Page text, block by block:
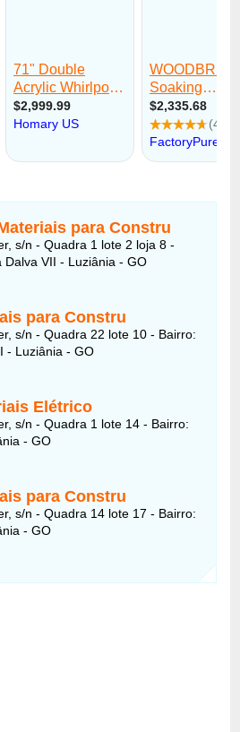
para Constru
s/n - Quadra 1 lote 2 loja 8 -
Dalva VII - Luziânia - GO
para Constru
s/n - Quadra 22 lote 10 - Bairro:
- Luziânia - GO
Elétrico
s/n - Quadra 1 lote 14 - Bairro:
- GO
para Constru
s/n - Quadra 14 lote 17 - Bairro:
- GO